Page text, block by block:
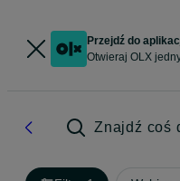
Przejdź do
Otwieraj OLX
Znajdź coś